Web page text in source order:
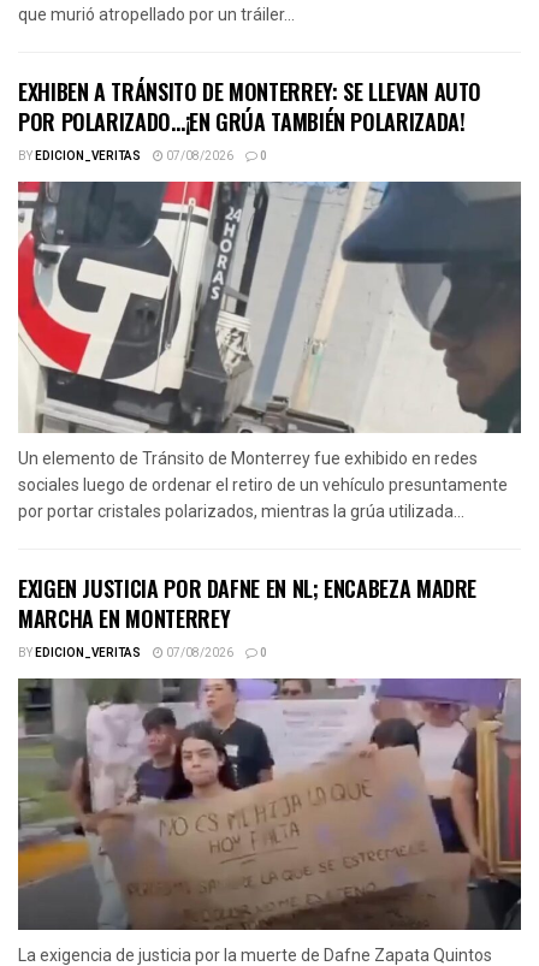
que murió atropellado por un tráiler...
EXHIBEN A TRÁNSITO DE MONTERREY: SE LLEVAN AUTO
POR POLARIZADO…¡EN GRÚA TAMBIÉN POLARIZADA!
BYEDICION_VERITAS 07/08/2026 0
Un elemento de Tránsito de Monterrey fue exhibido en redes
sociales luego de ordenar el retiro de un vehículo presuntamente
por portar cristales polarizados, mientras la grúa utilizada...
EXIGEN JUSTICIA POR DAFNE EN NL; ENCABEZA MADRE
MARCHA EN MONTERREY
BYEDICION_VERITAS 07/08/2026 0
La exigencia de justicia por la muerte de Dafne Zapata Quintos